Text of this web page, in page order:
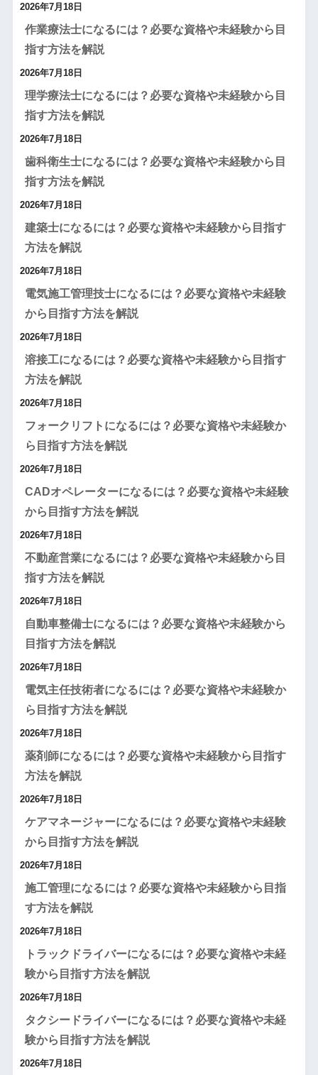
2026年7月18日
作業療法士になるには？必要な資格や未経験から目
指す方法を解説
2026年7月18日
理学療法士になるには？必要な資格や未経験から目
指す方法を解説
2026年7月18日
歯科衛生士になるには？必要な資格や未経験から目
指す方法を解説
2026年7月18日
建築士になるには？必要な資格や未経験から目指す
方法を解説
2026年7月18日
電気施工管理技士になるには？必要な資格や未経験
から目指す方法を解説
2026年7月18日
溶接工になるには？必要な資格や未経験から目指す
方法を解説
2026年7月18日
フォークリフトになるには？必要な資格や未経験か
ら目指す方法を解説
2026年7月18日
CADオペレーターになるには？必要な資格や未経験
から目指す方法を解説
2026年7月18日
不動産営業になるには？必要な資格や未経験から目
指す方法を解説
2026年7月18日
自動車整備士になるには？必要な資格や未経験から
目指す方法を解説
2026年7月18日
電気主任技術者になるには？必要な資格や未経験か
ら目指す方法を解説
2026年7月18日
薬剤師になるには？必要な資格や未経験から目指す
方法を解説
2026年7月18日
ケアマネージャーになるには？必要な資格や未経験
から目指す方法を解説
2026年7月18日
施工管理になるには？必要な資格や未経験から目指
す方法を解説
2026年7月18日
トラックドライバーになるには？必要な資格や未経
験から目指す方法を解説
2026年7月18日
タクシードライバーになるには？必要な資格や未経
験から目指す方法を解説
2026年7月18日